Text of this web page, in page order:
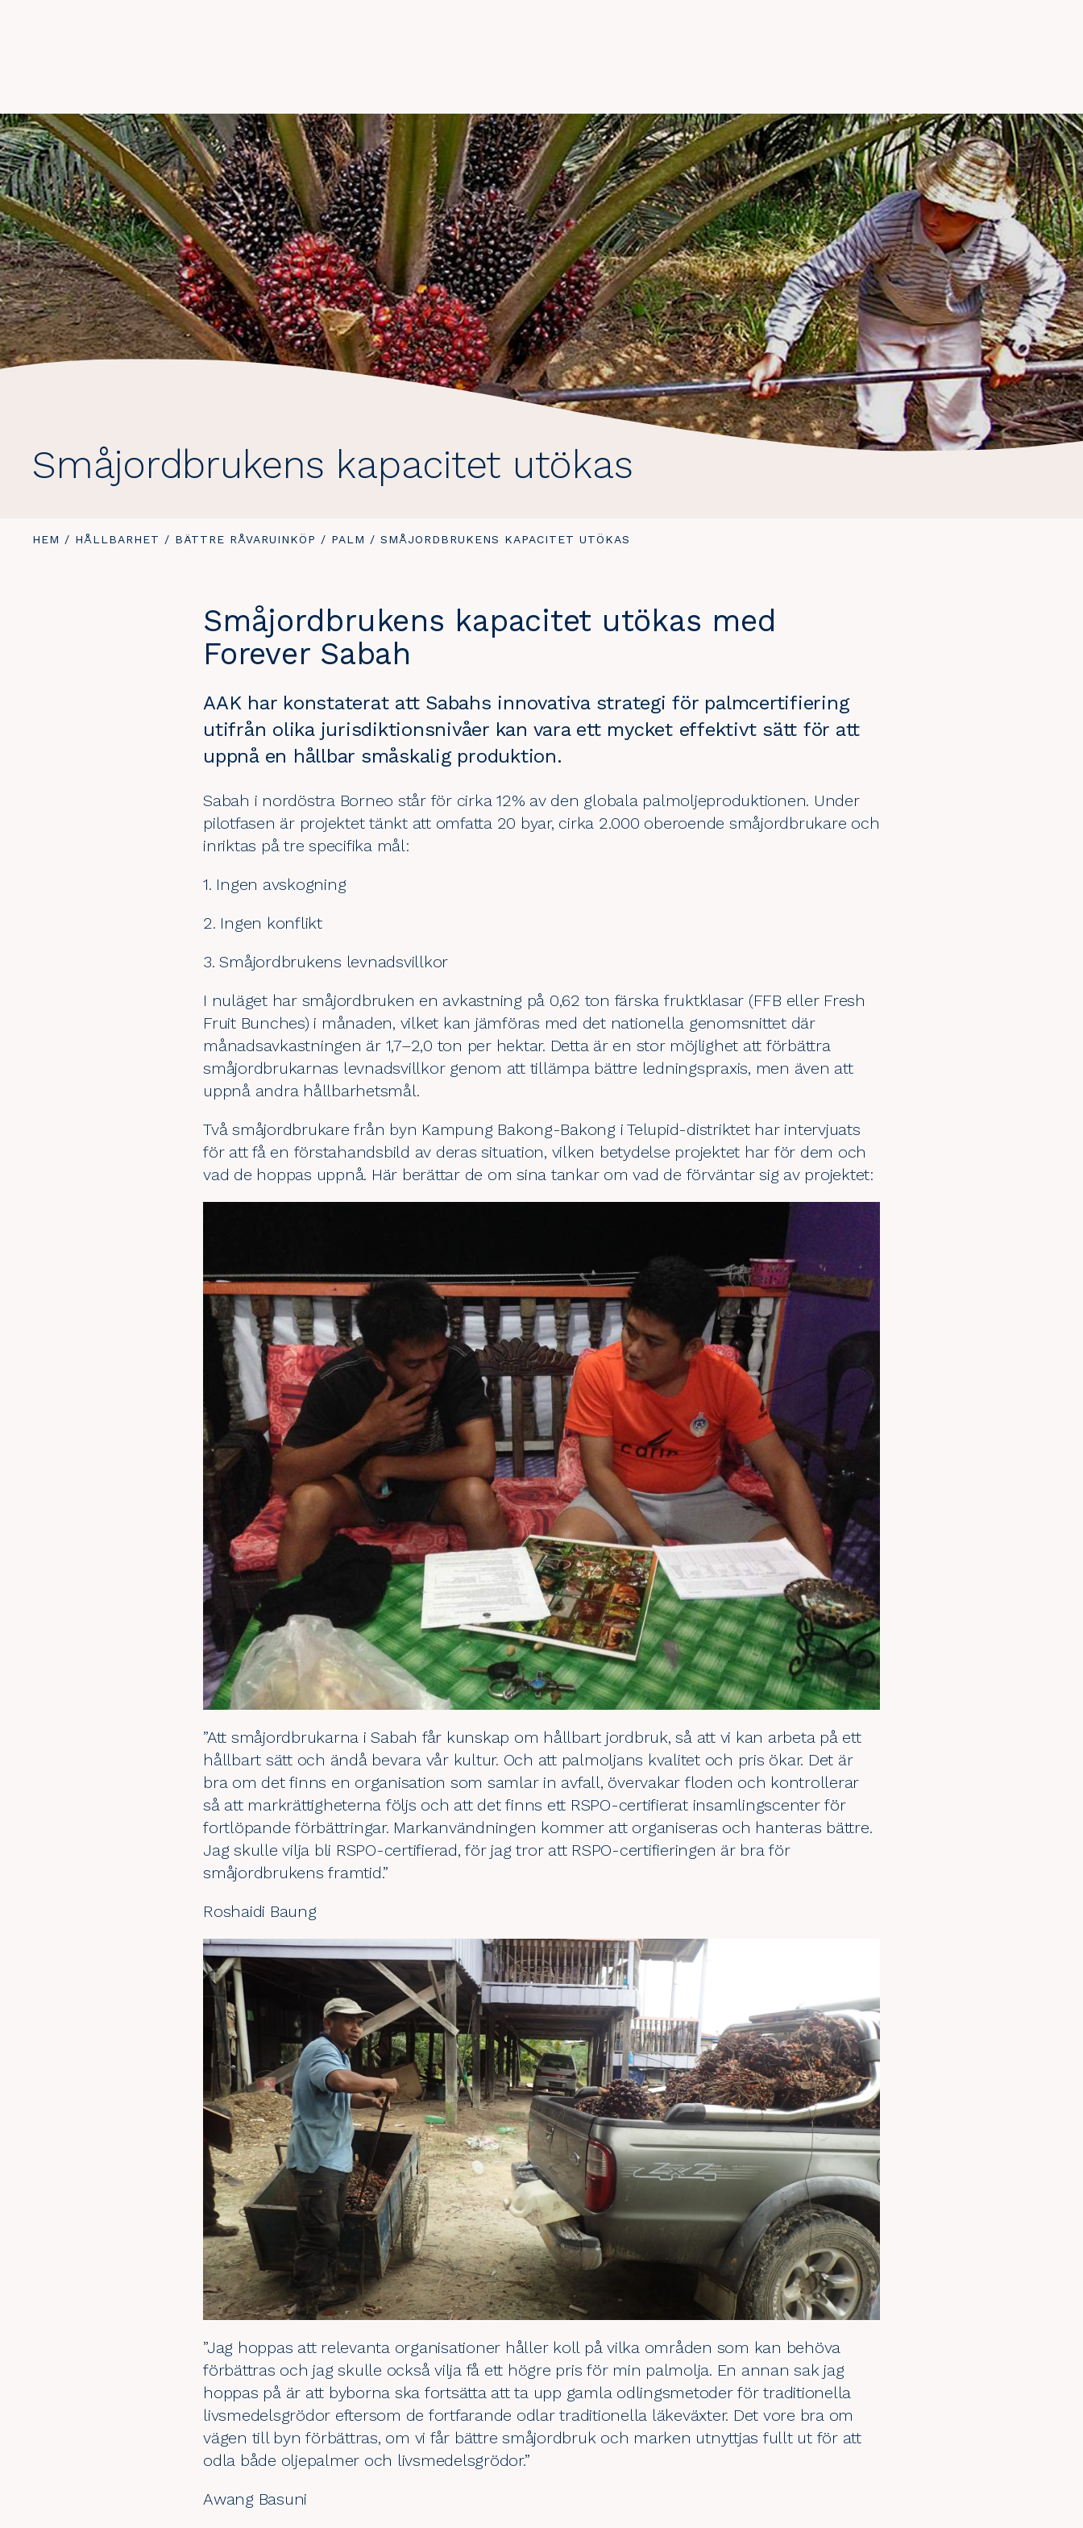
Småjordbrukens kapacitet utökas
DU
HEM / HÅLLBARHET / BÄTTRE RÅVARUINKÖP / PALM / DU
SMÅJORDBRUKENS KAPACITET UTÖKAS
Småjordbrukens kapacitet utökas med
Forever Sabah
AAK har konstaterat att Sabahs innovativa strategi för palmcertifiering
utifrån olika jurisdiktionsnivåer kan vara ett mycket effektivt sätt för att
uppnå en hållbar småskalig produktion.
Sabah i nordöstra Borneo står för cirka 12% av den globala palmoljeproduktionen. Under
pilotfasen är projektet tänkt att omfatta 20 byar, cirka 2.000 oberoende småjordbrukare och
inriktas på tre specifika mål:
1. Ingen avskogning
2. Ingen konflikt
3. Småjordbrukens levnadsvillkor
I nuläget har småjordbruken en avkastning på 0,62 ton färska fruktklasar (FFB eller Fresh
Fruit Bunches) i månaden, vilket kan jämföras med det nationella genomsnittet där
månadsavkastningen är 1,7–2,0 ton per hektar. Detta är en stor möjlighet att förbättra
småjordbrukarnas levnadsvillkor genom att tillämpa bättre ledningspraxis, men även att
uppnå andra hållbarhetsmål.
Två småjordbrukare från byn Kampung Bakong-Bakong i Telupid-distriktet har intervjuats
för att få en förstahandsbild av deras situation, vilken betydelse projektet har för dem och
vad de hoppas uppnå. Här berättar de om sina tankar om vad de förväntar sig av projektet:
”Att småjordbrukarna i Sabah får kunskap om hållbart jordbruk, så att vi kan arbeta på ett
hållbart sätt och ändå bevara vår kultur. Och att palmoljans kvalitet och pris ökar. Det är
bra om det finns en organisation som samlar in avfall, övervakar floden och kontrollerar
så att markrättigheterna följs och att det finns ett RSPO-certifierat insamlingscenter för
fortlöpande förbättringar. Markanvändningen kommer att organiseras och hanteras bättre.
Jag skulle vilja bli RSPO-certifierad, för jag tror att RSPO-certifieringen är bra för
småjordbrukens framtid.”
Roshaidi Baung
”Jag hoppas att relevanta organisationer håller koll på vilka områden som kan behöva
förbättras och jag skulle också vilja få ett högre pris för min palmolja. En annan sak jag
hoppas på är att byborna ska fortsätta att ta upp gamla odlingsmetoder för traditionella
livsmedelsgrödor eftersom de fortfarande odlar traditionella läkeväxter. Det vore bra om
vägen till byn förbättras, om vi får bättre småjordbruk och marken utnyttjas fullt ut för att
odla både oljepalmer och livsmedelsgrödor.”
Awang Basuni